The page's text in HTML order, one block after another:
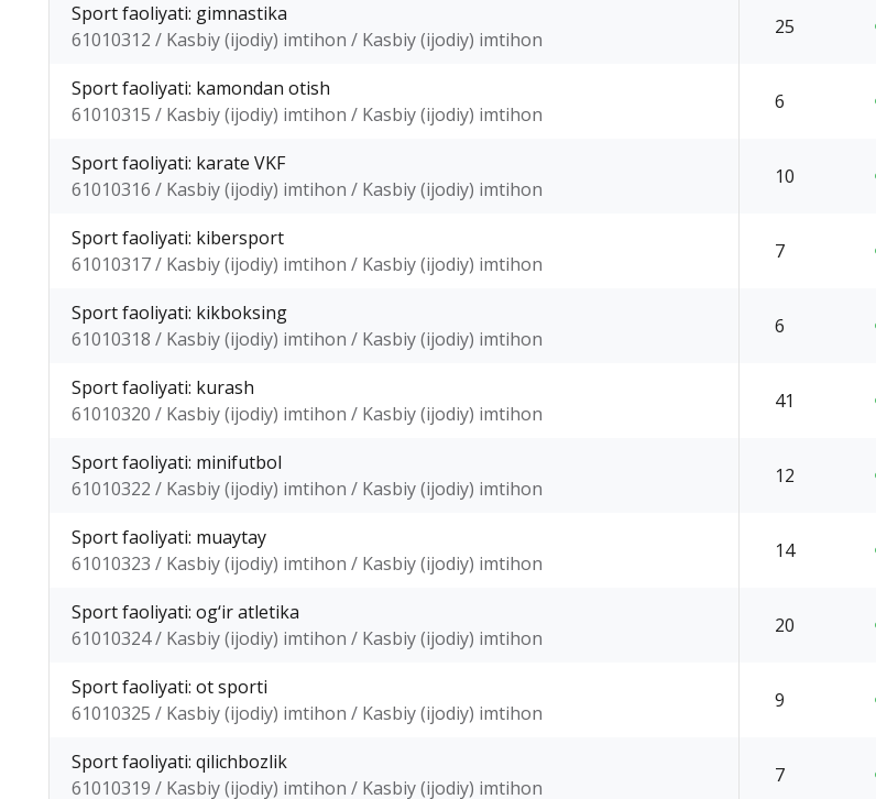
Sport faoliyati: gimnastika
61010312 / Kasbiy (ijodiy) imtihon / Kasbiy (ijodiy) imtihon
25
Sport faoliyati: kamondan otish
61010315 / Kasbiy (ijodiy) imtihon / Kasbiy (ijodiy) imtihon
6
Sport faoliyati: karate VKF
61010316 / Kasbiy (ijodiy) imtihon / Kasbiy (ijodiy) imtihon
10
Sport faoliyati: kibersport
61010317 / Kasbiy (ijodiy) imtihon / Kasbiy (ijodiy) imtihon
7
Sport faoliyati: kikboksing
61010318 / Kasbiy (ijodiy) imtihon / Kasbiy (ijodiy) imtihon
6
Sport faoliyati: kurash
61010320 / Kasbiy (ijodiy) imtihon / Kasbiy (ijodiy) imtihon
41
Sport faoliyati: minifutbol
61010322 / Kasbiy (ijodiy) imtihon / Kasbiy (ijodiy) imtihon
12
Sport faoliyati: muaytay
61010323 / Kasbiy (ijodiy) imtihon / Kasbiy (ijodiy) imtihon
14
Sport faoliyati: og‘ir atletika
61010324 / Kasbiy (ijodiy) imtihon / Kasbiy (ijodiy) imtihon
20
Sport faoliyati: ot sporti
61010325 / Kasbiy (ijodiy) imtihon / Kasbiy (ijodiy) imtihon
9
Sport faoliyati: qilichbozlik
61010319 / Kasbiy (ijodiy) imtihon / Kasbiy (ijodiy) imtihon
7